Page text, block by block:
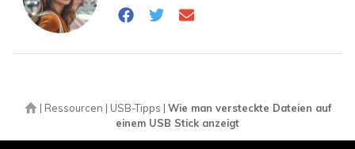
| Ressourcen | USB-Tipps | Wie man versteckte Dateien auf
einem USB Stick anzeigt